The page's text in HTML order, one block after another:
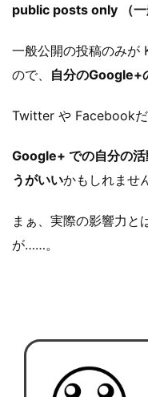
public posts only （一
一般公開の投稿のみが
ので、 自分のGoogle+
Twitter や Facebookだ
Google+ での自分の
うがいいかもしれませ
まぁ、実際の影響力と
が……。